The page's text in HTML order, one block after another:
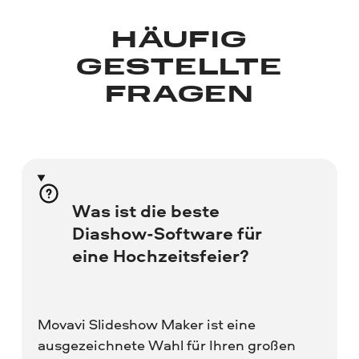
HÄUFIG
GESTELLTE
FRAGEN
Was ist die beste
Diashow-Software für
eine Hochzeitsfeier?
Movavi Slideshow Maker ist eine
ausgezeichnete Wahl für Ihren großen